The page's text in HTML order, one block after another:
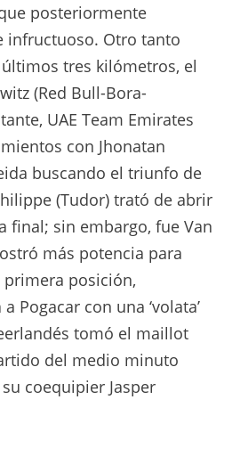
posteriormente
infructuoso. Otro tanto
tres kilómetros, el
(Red Bull-Bora-
UAE Team Emirates
con Jhonatan
buscando el triunfo de
(Tudor) trató de abrir
final; sin embargo, fue Van
más potencia para
posición,
Pogacar con una ‘volata’
tomó el maillot
del medio minuto
coequipier Jasper